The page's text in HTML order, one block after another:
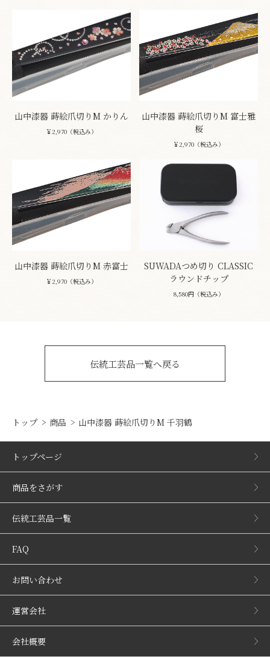
山中漆器 蒔絵爪切りM かりん
￥2,970（税込み）
山中漆器 蒔絵爪切りM 富士雅
桜
￥2,970（税込み）
山中漆器 蒔絵爪切りM 赤富士
￥2,970（税込み）
SUWADAつめ切り CLASSIC
ラウンドチップ
8,580円（税込み）
伝統工芸品一覧へ戻る
トップ 商品 山中漆器 蒔絵爪切りM 千羽鶴
トップページ
商品をさがす
伝統工芸品一覧
FAQ
お問い合わせ
運営会社
会社概要